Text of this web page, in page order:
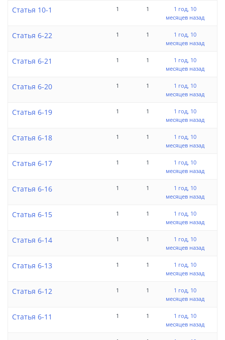
Статья 10-1 1 1
1 год, 10
месяцев назад
Статья 6-22 1 1
1 год, 10
месяцев назад
Статья 6-21 1 1
1 год, 10
месяцев назад
Статья 6-20 1 1
1 год, 10
месяцев назад
Статья 6-19 1 1
1 год, 10
месяцев назад
Статья 6-18 1 1
1 год, 10
месяцев назад
Статья 6-17 1 1
1 год, 10
месяцев назад
Статья 6-16 1 1
1 год, 10
месяцев назад
Статья 6-15 1 1
1 год, 10
месяцев назад
Статья 6-14 1 1
1 год, 10
месяцев назад
Статья 6-13 1 1
1 год, 10
месяцев назад
Статья 6-12 1 1
1 год, 10
месяцев назад
Статья 6-11 1 1
1 год, 10
месяцев назад